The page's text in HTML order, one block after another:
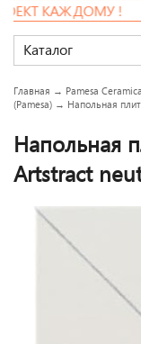
КАЖДОМУ !
Каталог
Главная → Pamesa Ceramica
(Pamesa) → Напольная
Напольная
Artstract